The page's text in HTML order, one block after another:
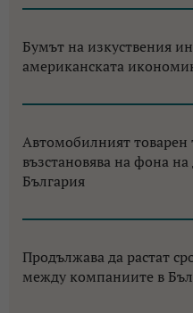
Бумът на изкуствения
американската
Автомобилният товарен
възстановява на фона
България
Продължава да растат
между компаниите в